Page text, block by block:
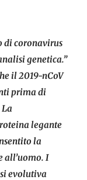
di coronavirus
genetica.”
il 2019-nCoV
prima di
La
legante
la
all’uomo. I
evolutiva